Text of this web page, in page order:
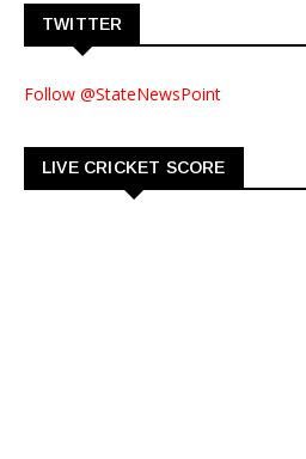
TWITTER
Follow @StateNewsPoint
LIVE CRICKET SCORE